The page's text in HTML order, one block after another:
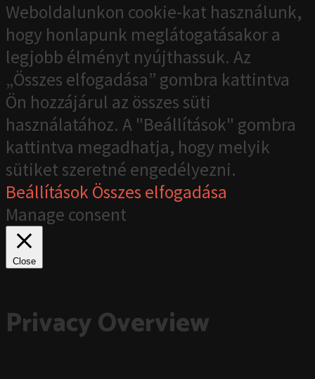
Weboldalunkon cookie-kat használunk,
hogy honlapunk meglátogatásakor a
legjobb élményt nyújthassuk. Az
„Összes elfogadása” gombra kattintva
Ön hozzájárul az összes süti
használatához. A "Beállítások" gombra
kattintva megadhatja, hogy melyik
sütiket szeretné engedélyezni.
BeállításokÖsszes elfogadása
Manage consent
Close
Privacy Overview